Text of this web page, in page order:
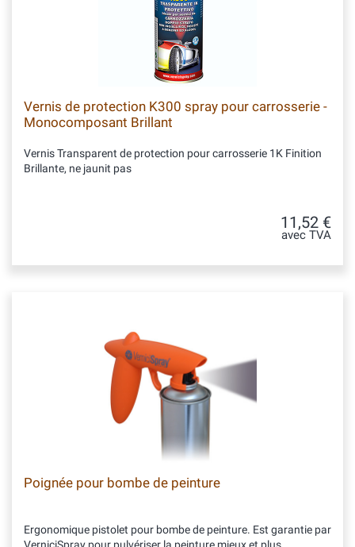
Vernis de protection K300 spray pour carrosserie -
Monocomposant Brillant
Vernis Transparent de protection pour carrosserie 1K Finition
Brillante, ne jaunit pas
11,52 €
avec TVA
Poignée pour bombe de peinture
Ergonomique pistolet pour bombe de peinture. Est garantie par